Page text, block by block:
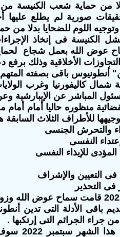
من حماية شعب الكنيسة من
صورية لم يطلع
اللوم للضحايا بدلا من
الكنيسة فى إنخاذ
عوض الله بعمل شجاع
الأخلاقية وذلك
شمال كاليفورنيا وغرب
المباشر عن الإيبارشية
منظوره حاليا أمام أمام
فى يناير 2022 قامت سماح
باقى الأدلة التى تدين
من جراء الجرائم التى إرتكبها .
وفى